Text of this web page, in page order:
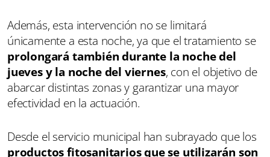
Además, esta intervención no se limitará
únicamente a esta noche, ya que el tratamiento se
prolongará también durante la noche del
jueves y la noche del viernes, con el objetivo de
abarcar distintas zonas y garantizar una mayor
efectividad en la actuación.
Desde el servicio municipal han subrayado que los
productos fitosanitarios que se utilizarán son